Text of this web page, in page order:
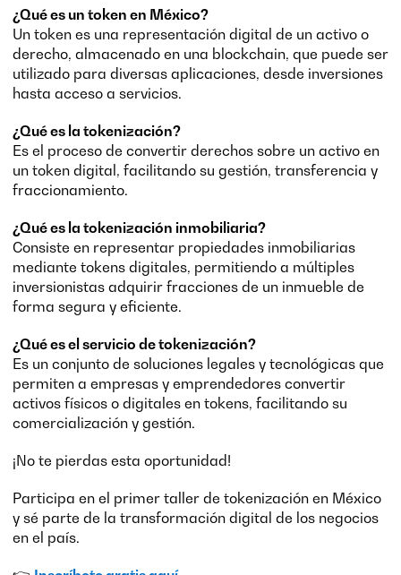
¿Qué es un token en México?
Un token es una representación digital de un activo o
derecho, almacenado en una blockchain, que puede ser
utilizado para diversas aplicaciones, desde inversiones
hasta acceso a servicios.
¿Qué es la tokenización?
Es el proceso de convertir derechos sobre un activo en
un token digital, facilitando su gestión, transferencia y
fraccionamiento.
¿Qué es la tokenización inmobiliaria?
Consiste en representar propiedades inmobiliarias
mediante tokens digitales, permitiendo a múltiples
inversionistas adquirir fracciones de un inmueble de
forma segura y eficiente.
¿Qué es el servicio de tokenización?
Es un conjunto de soluciones legales y tecnológicas que
permiten a empresas y emprendedores convertir
activos físicos o digitales en tokens, facilitando su
comercialización y gestión.
¡No te pierdas esta oportunidad!
Participa en el primer taller de tokenización en México
y sé parte de la transformación digital de los negocios
en el país.